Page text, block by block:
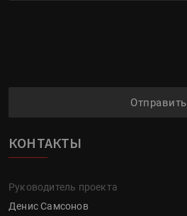
Отправить
КОНТАКТЫ
Руководитель проекта
Денис Самсонов